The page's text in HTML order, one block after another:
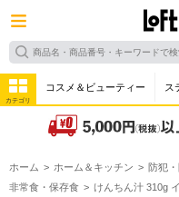
カテゴリ
コスメ＆ビューティー ス
ホーム ホーム＆キッチン 防犯
非常食・保存食
けんちん汁 310g